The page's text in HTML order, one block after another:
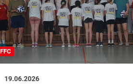
FFC
19.06.2026